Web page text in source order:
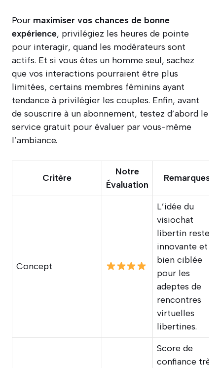
Pour maximiser vos chances de bonne
expérience, privilégiez les heures de pointe
pour interagir, quand les modérateurs sont
actifs. Et si vous êtes un homme seul, sachez
que vos interactions pourraient être plus
limitées, certains membres féminins ayant
tendance à privilégier les couples. Enfin, avant
de souscrire à un abonnement, testez d’abord le
service gratuit pour évaluer par vous-même
l’ambiance.
Critère
Notre
Évaluation
Remarques
Concept
L’idée du
visiochat
libertin reste
innovante et
bien ciblée
pour les
adeptes de
rencontres
virtuelles
libertines.
Score de
confiance très